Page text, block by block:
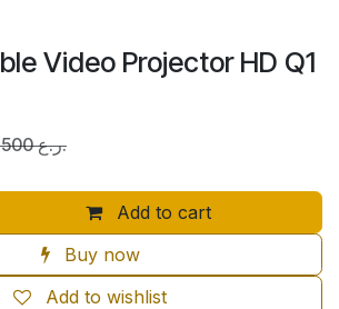
Video Projector HD Q1
ر.ع.
Add to cart
Buy now
Add to wishlist